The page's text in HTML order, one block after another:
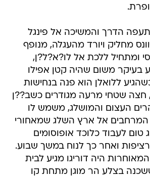
הדרך והמשיכה אל פינגל
מחליק ויורד מהעגלה, מנופף
ומתחיל ללכת אל לו?א?ל?ן,
בעיקר משום שהיה קטן אפילו
ללואלן הוא פנה בנחישות
חצה שטחי מרעה מגודרים כשב??ן
העצום והמושלג, משמש לו
המרחבים אל ארץ השלג שמאחורי
טום לעבוד כלוכד אופוסומים
ואחר כך לנוח במשך שבוע.
היה דוריגו מגיע לבית
בצלע הר מוגן מתחת קו